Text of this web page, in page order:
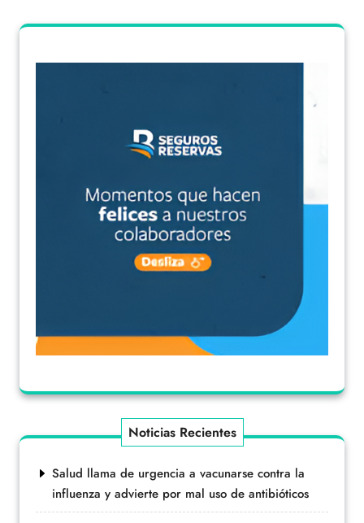
Noticias Recientes
Salud llama de urgencia a vacunarse contra la
influenza y advierte por mal uso de antibióticos